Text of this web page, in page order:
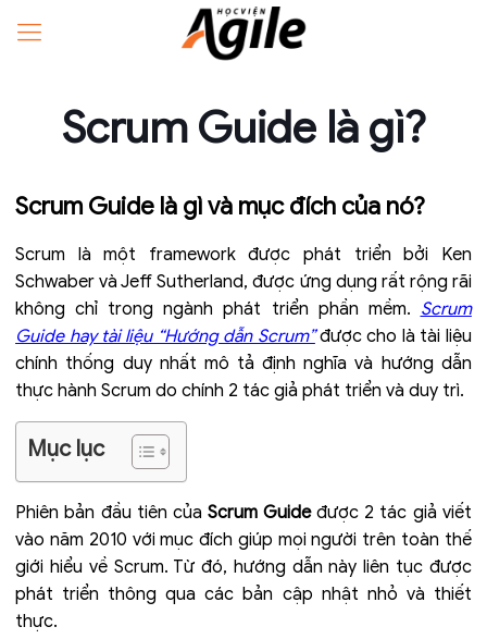
Scrum Guide là gì?
Scrum Guide là gì và mục đích của nó?
Scrum là một framework được phát triển bởi Ken
Schwaber và Jeff Sutherland, được ứng dụng rất rộng rãi
không chỉ trong ngành phát triển phần mềm. Scrum
Guide hay tài liệu “Hướng dẫn Scrum”được cho là tài liệu
chính thống duy nhất mô tả định nghĩa và hướng dẫn
thực hành Scrum do chính 2 tác giả phát triển và duy trì.
Mục lục
Phiên bản đầu tiên của Scrum Guideđược 2 tác giả viết
vào năm 2010 với mục đích giúp mọi người trên toàn thế
giới hiểu về Scrum. Từ đó, hướng dẫn này liên tục được
phát triển thông qua các bản cập nhật nhỏ và thiết
thực.